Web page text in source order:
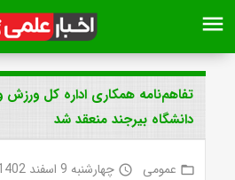
menu
تفاهم‌نامه همکاری اداره کل ورزش
دانشگاه بیرجند منعقد شد
folder_open عمومی access_time چهارشنبه 9 اسفند 1402 ساعت 11:12